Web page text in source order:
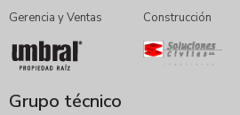
Gerencia y Ventas Construcción
Grupo técnico